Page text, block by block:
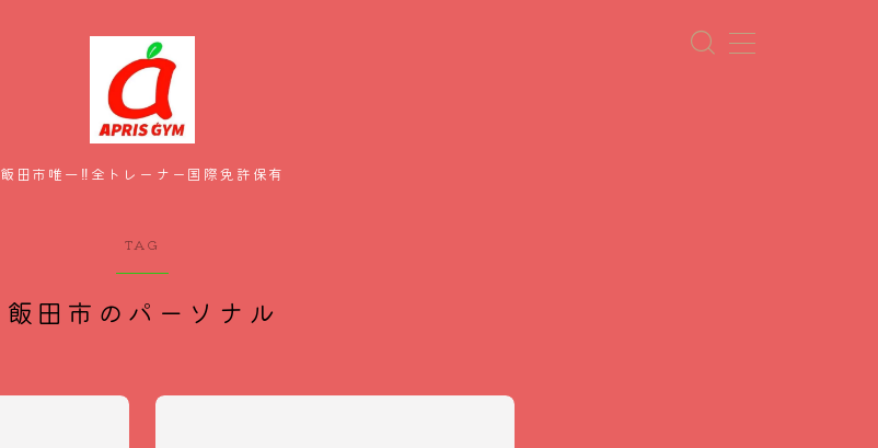
飯田市唯一‼全トレーナー国際免許保有
TAG
飯田市のパーソナル